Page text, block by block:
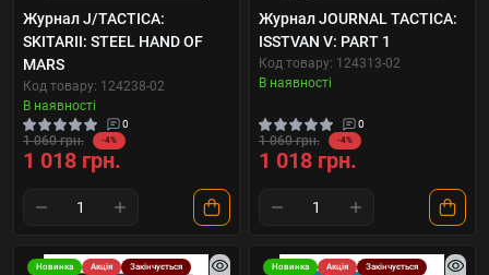
Журнал J/TACTICA:
SKITARII: STEEL HAND OF
MARS
Код товару: 124238-02
В наявності
0
1 060 грн. -4%
1 018 грн.
Журнал JOURNAL TACTICA:
ISSTVAN V: PART 1
Код товару: 124313-02
В наявності
0
1 060 грн. -4%
1 018 грн.
Новинка Акція Закінчується Новинка Акція Закінчується